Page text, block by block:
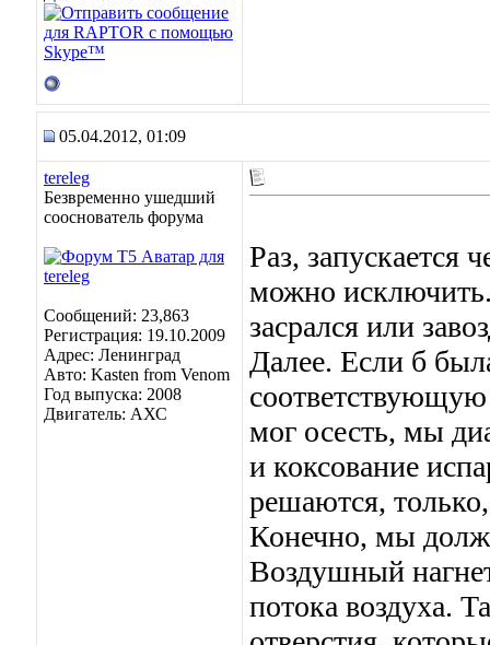
05.04.2012, 01:09
tereleg
Безвременно ушедший
сооснователь форума
Сообщений: 23,863
Регистрация: 19.10.2009
Адрес: Ленинград
Авто: Kasten from Venom
Год выпуска: 2008
Двигатель: АХС
Раз, запускается
можно
засрался или
Далее. Если б
мог осесть, мы
и коксование
решаются,
Конечно, мы
Воздушный
потока воздуха.